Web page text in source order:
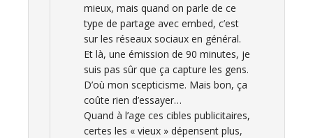
mieux, mais quand on parle de ce
type de partage avec embed, c’est
sur les réseaux sociaux en général.
Et là, une émission de 90 minutes, je
suis pas sûr que ça capture les gens.
D’où mon scepticisme. Mais bon, ça
coûte rien d’essayer…
Quand à l’age ces cibles publicitaires,
certes les « vieux » dépensent plus,